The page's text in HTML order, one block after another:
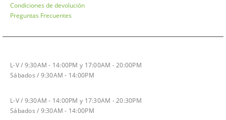
Condiciones de devolución
Preguntas Frecuentes
L-V / 9:30AM - 14:00PM y 17:00AM - 20:00PM
Sábados / 9:30AM - 14:00PM
L-V / 9:30AM - 14:00PM y 17:30AM - 20:30PM
Sábados / 9:30AM - 14:00PM